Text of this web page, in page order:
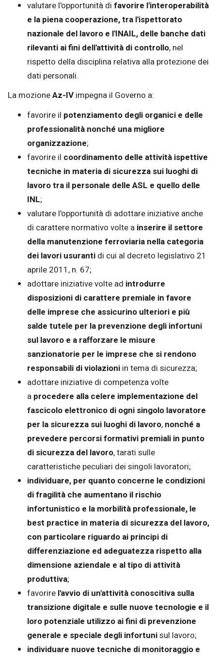
valutare l'opportunità di favorire l'interoperabilità
e la piena cooperazione, tra l'ispettorato
nazionale del lavoro e l'INAIL, delle banche dati
rilevanti ai fini dell'attività di controllo, nel
rispetto della disciplina relativa alla protezione dei
dati personali.
La mozioneAz-IV impegna il Governo a:
favorire il potenziamento degli organici e delle
professionalità nonché una migliore
organizzazione;
favorire il coordinamento delle attività ispettive
tecniche in materia di sicurezza sui luoghi di
lavoro tra il personale delle ASL e quello delle
INL;
valutare l'opportunità di adottare iniziative anche
di carattere normativo volte a inserire il settore
della manutenzione ferroviaria nella categoria
dei lavori usuranti di cui al decreto legislativo 21
aprile 2011, n. 67;
adottare iniziative volte ad introdurre
disposizioni di carattere premiale in favore
delle imprese che assicurino ulteriori e più
salde tutele per la prevenzione degli infortuni
sul lavoro e a rafforzare le misure
sanzionatorie per le imprese che si rendono
responsabili di violazioni in tema di sicurezza;
adottare iniziative di competenza volte
a procedere alla celere implementazione del
fascicolo elettronico di ogni singolo lavoratore
per la sicurezza sui luoghi di lavoro, nonché a
prevedere percorsi formativi premiali in punto
di sicurezza del lavoro, tarati sulle
caratteristiche peculiari dei singoli lavoratori;
individuare, per quanto concerne le condizioni
di fragilità che aumentano il rischio
infortunistico e la morbilità professionale, le
best practice in materia di sicurezza del lavoro,
con particolare riguardo ai principi di
differenziazione ed adeguatezza rispetto alla
dimensione aziendale e al tipo di attività
produttiva;
favorire l'avvio di un'attività conoscitiva sulla
transizione digitale e sulle nuove tecnologie e il
loro potenziale utilizzo ai fini di prevenzione
generale e speciale degli infortunisul lavoro;
individuare nuove tecniche di monitoraggio e